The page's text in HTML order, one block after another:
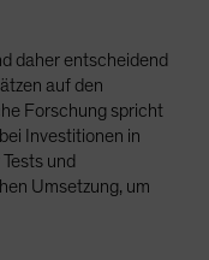
daher entscheidend
auf den
Forschung spricht
Investitionen in
und
Umsetzung, um